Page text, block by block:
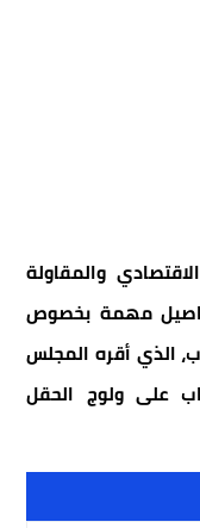
والمقاولة
مهمة بخصوص
الذي أقره المجلس
على ولوج الحقل